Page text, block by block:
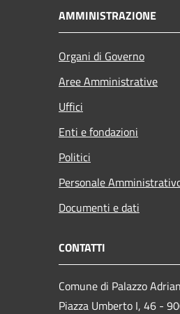
AMMINISTRAZIONE
Organi di Governo
Aree Amministrative
Uffici
Enti e fondazioni
Politici
Personale
Documenti e dati
CONTATTI
Comune di Palazzo
Piazza Umberto I, 46 -